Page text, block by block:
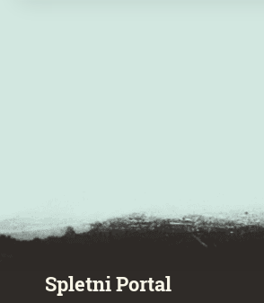
Spletni Portal